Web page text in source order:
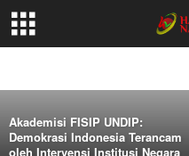
NASIONAL
NEWS OPINI
Latih 30 Kader Desa
Pengurusan Izin
Akademisi FISIP UNDIP:
Demokrasi Indonesia Terancam
oleh Intervensi Institusi Negara